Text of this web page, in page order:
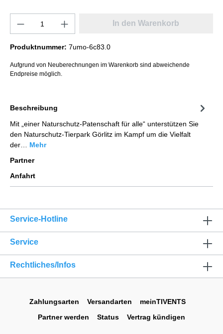
In den Warenkorb
Produktnummer: 7umo-6c83.0
Aufgrund von Neuberechnungen im Warenkorb sind abweichende
Endpreise möglich.
Beschreibung
Mit „einer Naturschutz-Patenschaft für alle“ unterstützen Sie
den Naturschutz-Tierpark Görlitz im Kampf um die Vielfalt
der… Mehr
Partner
Anfahrt
Service-Hotline
Service
Rechtliches/Infos
Zahlungsarten Versandarten
meinTIVENTS
Partner werden
Status Vertrag kündigen